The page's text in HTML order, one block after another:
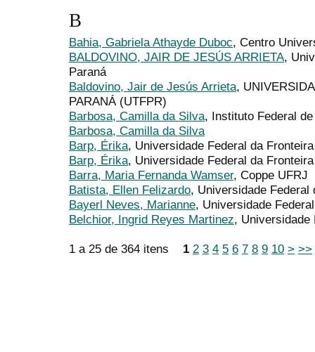
B
Bahia, Gabriela Athayde Duboc, Centro
BALDOVINO, JAIR DE JESÚS ARRIETA,
Paraná
Baldovino, Jair de Jesús Arrieta,
PARANÁ (UTFPR)
Barbosa, Camilla da Silva, Instituto Federal
Barbosa, Camilla da Silva
Barp, Érika, Universidade Federal da
Barp, Érika, Universidade Federal da
Barra, Maria Fernanda Wamser, Coppe UFRJ
Batista, Ellen Felizardo, Universidade Federal
Bayerl Neves, Marianne, Universidade
Belchior, Ingrid Reyes Martinez, Universidade
1 a 25 de 364 itens 1 2 3 4 5 6 7 8 9 10 > >>